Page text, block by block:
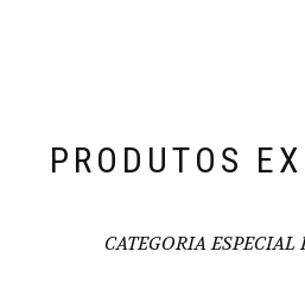
PRODUTOS
CATEGORIA ESPECIAL